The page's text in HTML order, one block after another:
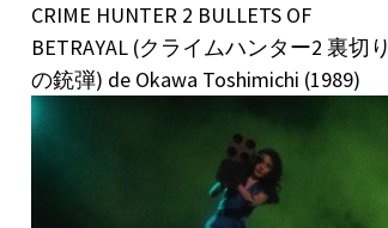
CRIME HUNTER 2 BULLETS OF
BETRAYAL (クライムハンター2 裏切り
の銃弾) de Okawa Toshimichi (1989)